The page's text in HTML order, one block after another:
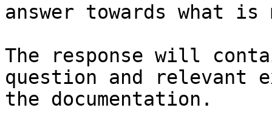
answer towards what
The response will
question and relevant
the documentation.